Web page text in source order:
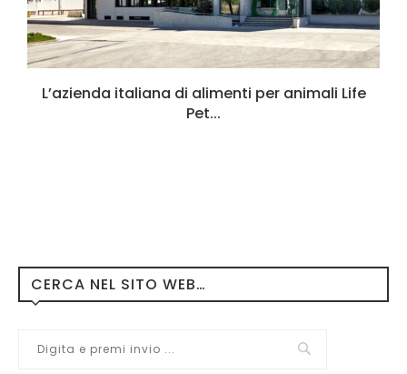
L’azienda italiana di alimenti per animali Life
Pet...
CERCA NEL SITO WEB…